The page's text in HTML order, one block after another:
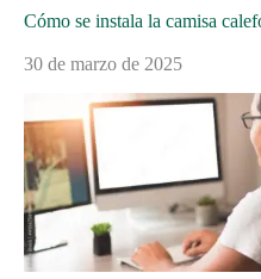
Cómo se instala la camisa
30 de marzo de 2025